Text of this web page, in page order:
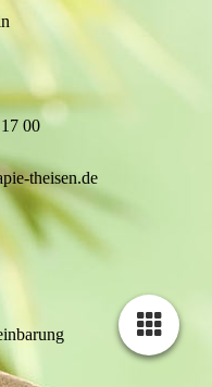
00
theisen.de